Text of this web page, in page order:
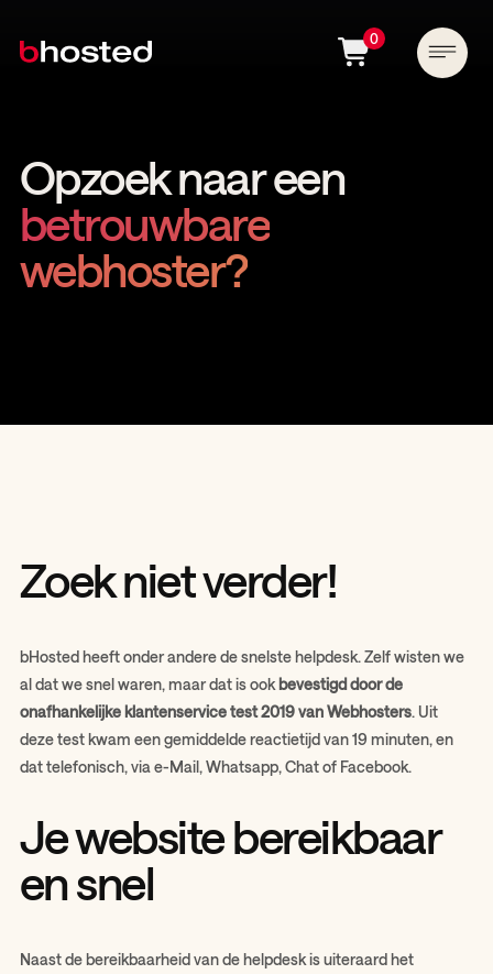
0
Opzoek naar een
betrouwbare
webhoster?
Zoek niet verder!
bHosted heeft onder andere de snelste helpdesk. Zelf wisten we
al dat we snel waren, maar dat is ook bevestigd door de
onafhankelijke klantenservice test 2019 van Webhosters. Uit
deze test kwam een gemiddelde reactietijd van 19 minuten, en
dat telefonisch, via e-Mail, Whatsapp, Chat of Facebook.
Je website bereikbaar
en snel
Naast de bereikbaarheid van de helpdesk is uiteraard het